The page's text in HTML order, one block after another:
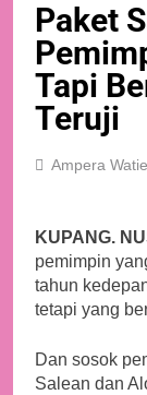
Paket
Tapi
Teruji
Ampera
KUPANG.
pemimpin
tahun
tetapi yang
Dan sosok
Salean dan